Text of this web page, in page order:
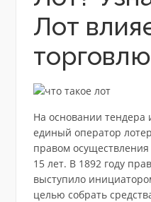
Лот
На основании тендера
единый оператор
правом
15 лет. В 1892 году
выступило
целью собрать